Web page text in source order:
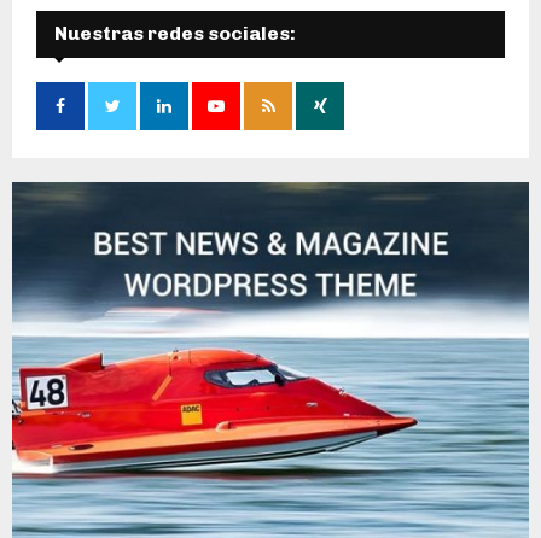
d
a
e
Ú
S
A
Nuestras redes sociales: